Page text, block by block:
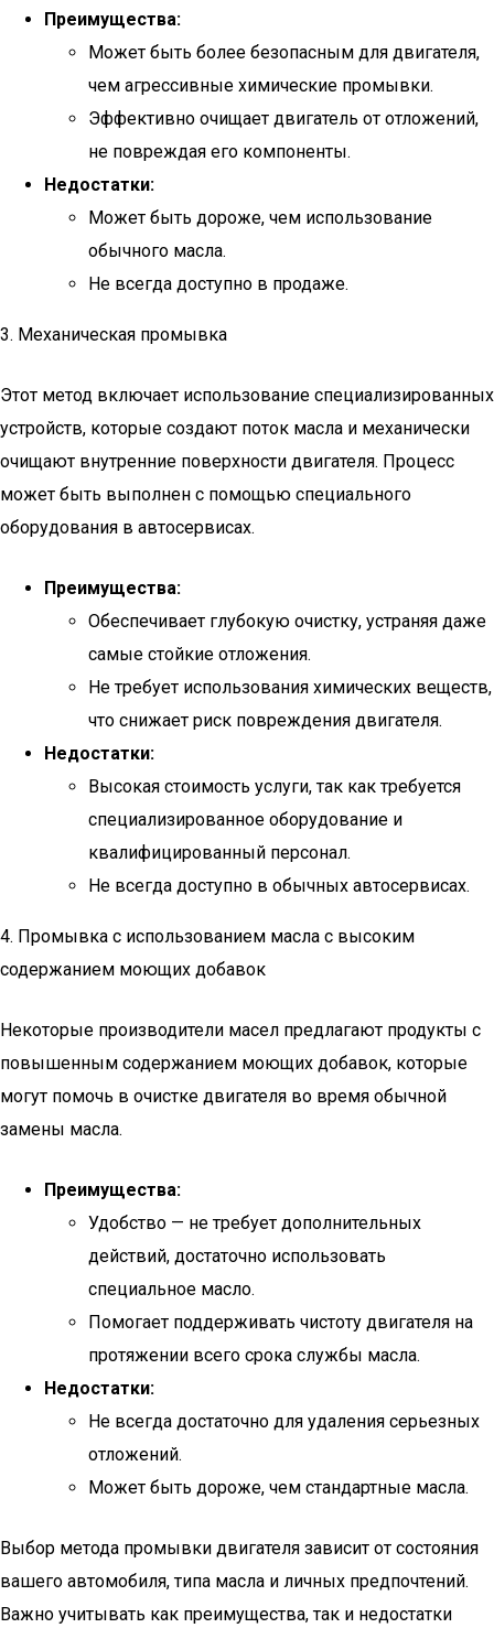
Преимущества:
Может быть более безопасным для двигателя,
чем агрессивные химические промывки.
Эффективно очищает двигатель от отложений,
не повреждая его компоненты.
Недостатки:
Может быть дороже, чем использование
обычного масла.
Не всегда доступно в продаже.
3. Механическая промывка
Этот метод включает использование специализированных
устройств, которые создают поток масла и механически
очищают внутренние поверхности двигателя. Процесс
может быть выполнен с помощью специального
оборудования в автосервисах.
Преимущества:
Обеспечивает глубокую очистку, устраняя даже
самые стойкие отложения.
Не требует использования химических веществ,
что снижает риск повреждения двигателя.
Недостатки:
Высокая стоимость услуги, так как требуется
специализированное оборудование и
квалифицированный персонал.
Не всегда доступно в обычных автосервисах.
4. Промывка с использованием масла с высоким
содержанием моющих добавок
Некоторые производители масел предлагают продукты с
повышенным содержанием моющих добавок, которые
могут помочь в очистке двигателя во время обычной
замены масла.
Преимущества:
Удобство — не требует дополнительных
действий, достаточно использовать
специальное масло.
Помогает поддерживать чистоту двигателя на
протяжении всего срока службы масла.
Недостатки:
Не всегда достаточно для удаления серьезных
отложений.
Может быть дороже, чем стандартные масла.
Выбор метода промывки двигателя зависит от состояния
вашего автомобиля, типа масла и личных предпочтений.
Важно учитывать как преимущества, так и недостатки